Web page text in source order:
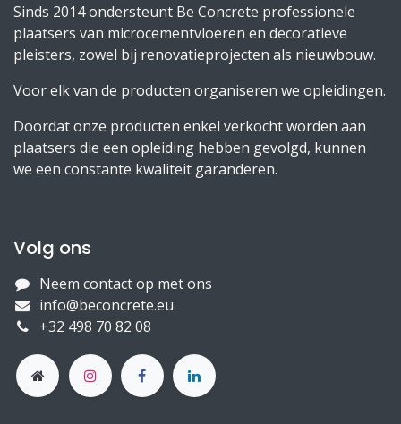
Sinds 2014 ondersteunt Be Concrete professionele
plaatsers van microcementvloeren en decoratieve
pleisters, zowel bij renovatieprojecten als nieuwbouw.
Voor elk van de producten organiseren we opleidingen.
Doordat onze producten enkel verkocht worden aan
plaatsers die een opleiding hebben gevolgd, kunnen
we een constante kwaliteit garanderen.
Volg ons
Neem contact op met ons
info@beconcrete.eu
+32 498 70 82 08